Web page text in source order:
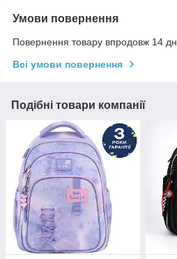
Умови повернення
Повернення товару впродовж 14
Всі умови повернення
Подібні товари компанії